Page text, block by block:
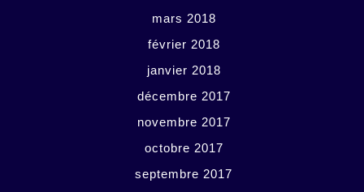
mars 2018
février 2018
janvier 2018
décembre 2017
novembre 2017
octobre 2017
septembre 2017